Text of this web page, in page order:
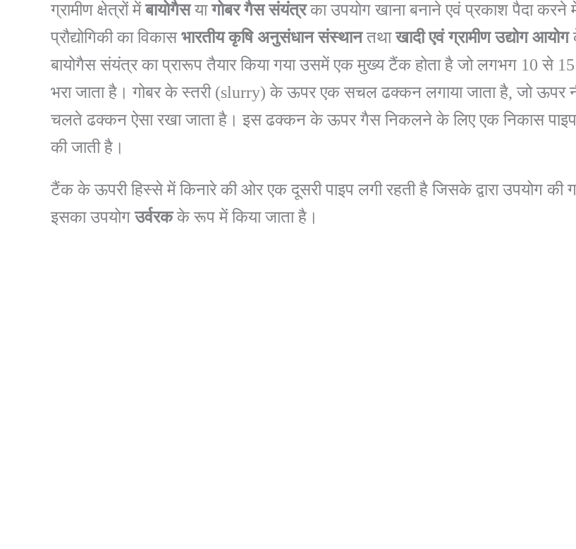
ग्रामीण क्षेत्रों मेंबायोगैसयागोबर गैस संयंत्रका उपयोग खाना बनाने एवं प्रकाश पैदा करने
प्रौद्योगिकी का विकासभारतीय कृषि अनुसंधान संस्थानतथाखादी एवं ग्रामीण उद्योग आयोग
बायोगैस संयंत्र का प्रारूप तैयार किया गया उसमें एक मुख्य टैंक होता है जो लगभग 10 से
भरा जाता है। गोबर के स्तरी (slurry) के ऊपर एक सचल ढक्कन लगाया जाता है, जो ऊपर
चलते ढक्कन ऐसा रखा जाता है। इस ढक्कन के ऊपर गैस निकलने के लिए एक निकास पाइप
की जाती है।
टैंक के ऊपरी हिस्से में किनारे की ओर एक दूसरी पाइप लगी रहती है जिसके द्वारा उपयोग की
इसका उपयोगउर्वरकके रूप में किया जाता है।